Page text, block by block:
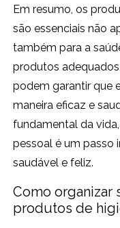
Em resumo, os
são essenciais não
também para a
produtos
podem garantir que
maneira eficaz e
fundamental da
pessoal é um passo
saudável e feliz.
Como organizar
produtos de